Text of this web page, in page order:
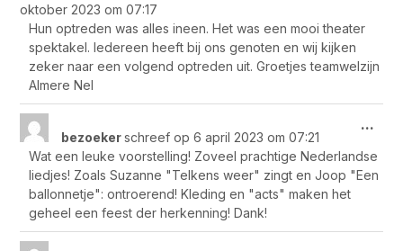
oktober 2023 om 07:17
Hun optreden was alles ineen. Het was een mooi theater
spektakel. Iedereen heeft bij ons genoten en wij kijken
zeker naar een volgend optreden uit. Groetjes teamwelzijn
Almere Nel
bezoekerschreef op 6 april 2023 om 07:21
Wat een leuke voorstelling! Zoveel prachtige Nederlandse
liedjes! Zoals Suzanne "Telkens weer" zingt en Joop "Een
ballonnetje": ontroerend! Kleding en "acts" maken het
geheel een feest der herkenning! Dank!
...